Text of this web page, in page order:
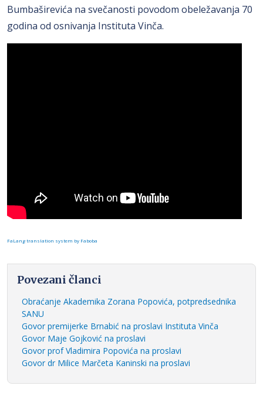
Bumbaširevića na svečanosti povodom obeležavanja 70
godina od osnivanja Instituta Vinča.
FaLang translation system by Faboba
Povezani članci
Obraćanje Akademika Zorana Popovića, potpredsednika
SANU
Govor premijerke Brnabić na proslavi Instituta Vinča
Govor Maje Gojković na proslavi
Govor prof Vladimira Popovića na proslavi
Govor dr Milice Marčeta Kaninski na proslavi